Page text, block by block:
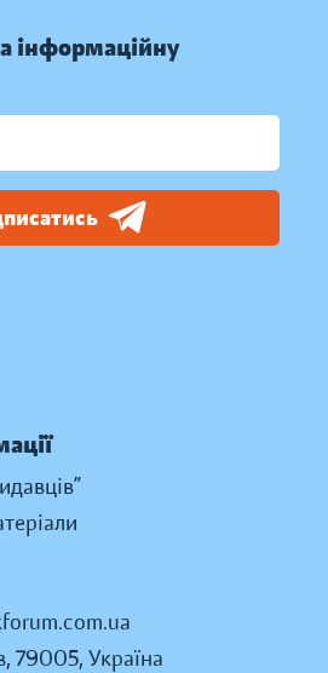
інформаційну
79005, Україна